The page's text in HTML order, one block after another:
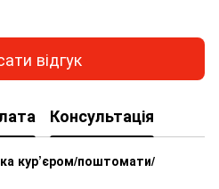
відгук
Консультація
кур’єром/поштомати/